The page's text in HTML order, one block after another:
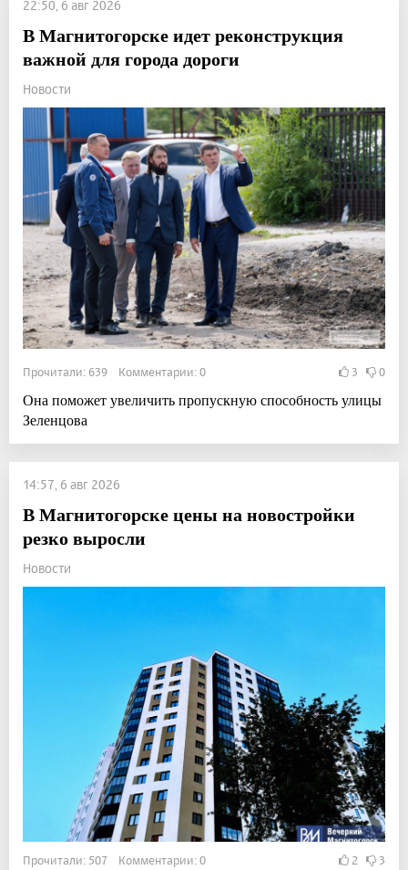
22:50, 6 авг 2026
В Магнитогорске идет реконструкция
важной для города дороги
Новости
Прочитали: 639 Комментарии: 0 3 0
Она поможет увеличить пропускную способность улицы
Зеленцова
14:57, 6 авг 2026
В Магнитогорске цены на новостройки
резко выросли
Новости
Прочитали: 507 Комментарии: 0 2 3